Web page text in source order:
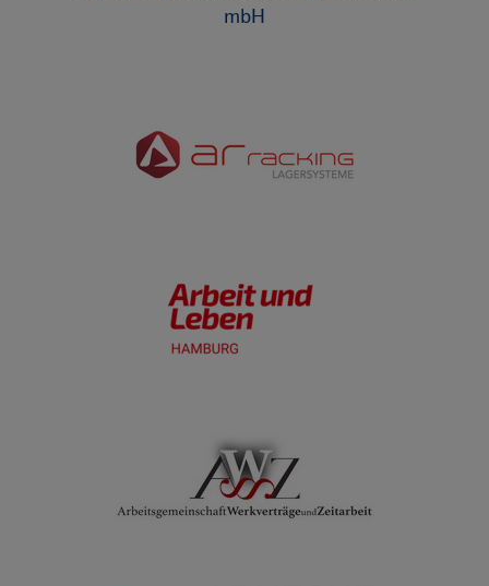
mbH